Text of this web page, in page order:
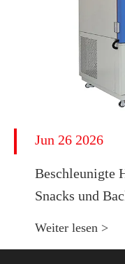
Jun 26 2026
Beschleunigte
Snacks und
Weiter lesen >